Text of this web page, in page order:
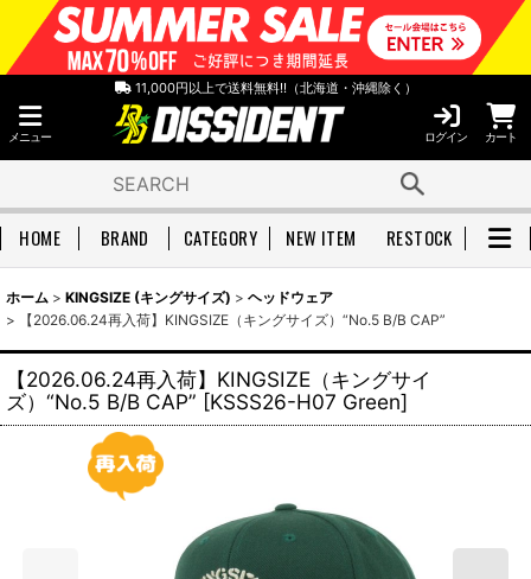
11,000円以上で送料無料!!（北海道・沖縄除く）
メニュー ログイン カート
HOME BRAND CATEGORY NEW ITEM RESTOCK
ホーム > KINGSIZE (キングサイズ) > ヘッドウェア
>
【2026.06.24再入荷】KINGSIZE（キングサイズ）“No.5 B/B CAP”
【2026.06.24再入荷】KINGSIZE（キングサイ
ズ）“No.5 B/B CAP” [KSSS26-H07 Green]